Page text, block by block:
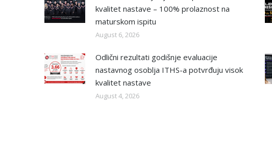
kvalitet nastave – 100% prolaznost na
maturskom ispitu
August 6, 2026
Odlični rezultati godišnje evaluacije
nastavnog osoblja ITHS-a potvrđuju visok
kvalitet nastave
August 4, 2026